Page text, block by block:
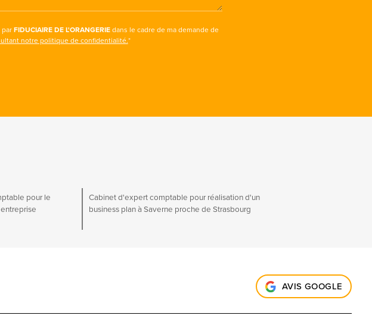
FIDUCIAIRE DE L'ORANGERIEdans le cadre de ma demande de
notre politique de confidentialité.*
pour le
Cabinet d'expert comptable pour réalisation d'un
business plan à Saverne proche de Strasbourg
AVIS GOOGLE